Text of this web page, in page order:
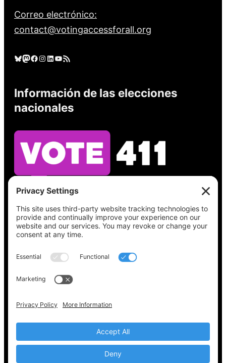
Correo electrónico:
contact@votingaccessforall.org
Cielo azul Mastodonte Facebook Instagram LinkedIn YouTube Feed RSS
Información de las elecciones
nacionales
Vea lo que hay en su boleta, encuentre su
lugar de votación, verifique el estado de su
registro y obtenga toda la información
electoral que necesita enVote411.org.
Por favor no utilice:
Derechos de autor © 2022-2024 Coalición de
acceso al voto para todos